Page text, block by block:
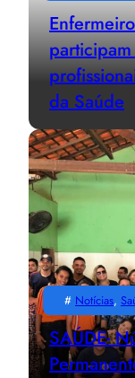
da Saúde
# Notícias,
SAÚDE-